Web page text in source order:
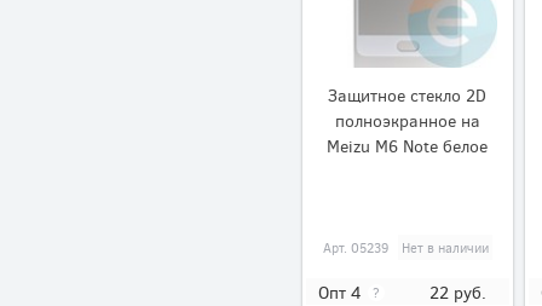
Защитное стекло 2D
полноэкранное на
Meizu M6 Note белое
Арт. 05239 Нет в наличии
Опт 4 ? 22 руб.